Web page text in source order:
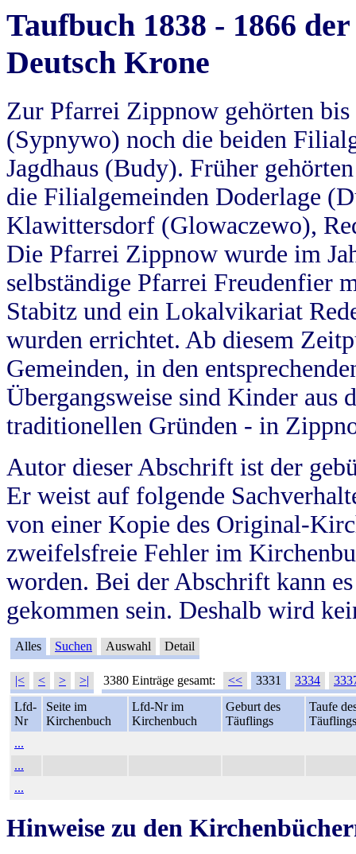
Taufbuch 1838 - 1866
Deutsch Krone
Zur Pfarrei Zippnow gehörten
(Sypnywo) noch die beiden
Jagdhaus (Budy). Früher
die Filialgemeinden Doderlage
Klawittersdorf (Glowaczewo),
Die Pfarrei Zippnow wurde im
selbständige Pfarrei Freudenfier
Stabitz und ein Lokalvikariat
wurden errichtet. Ab diesem
Gemeinden, in den
Übergangsweise sind Kinder aus
traditionellen Gründen - in
Autor dieser Abschrift ist der
Er weist auf folgende
von einer Kopie des Original-
zweifelsfreie Fehler im
worden. Bei der Abschrift kann
gekommen sein. Deshalb wird
Alles Suchen Auswahl Detail
|< < > >| 3380 Einträge gesamt: << 3331 3334
Lfd-
Nr
Seite im
Kirchenbuch
Lfd-Nr im
Kirchenbuch
Geburt des
Täuflings
Taufe
Täuflings
...
...
...
Hinweise zu den